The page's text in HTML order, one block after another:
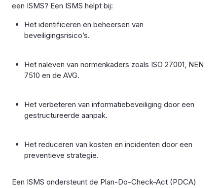
een ISMS? Een ISMS helpt bij:
Het identificeren en beheersen van
beveiligingsrisico’s.
Het naleven van normenkaders zoals ISO 27001, NEN
7510 en de AVG.
Het verbeteren van informatiebeveiliging door een
gestructureerde aanpak.
Het reduceren van kosten en incidenten door een
preventieve strategie.
Een ISMS ondersteunt de Plan-Do-Check-Act (PDCA)